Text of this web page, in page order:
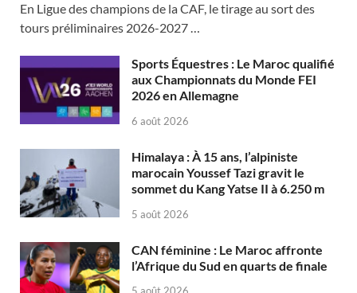
En Ligue des champions de la CAF, le tirage au sort des
tours préliminaires 2026-2027 …
Sports Équestres : Le Maroc qualifié
aux Championnats du Monde FEI
2026 en Allemagne
6 août 2026
Himalaya : À 15 ans, l’alpiniste
marocain Youssef Tazi gravit le
sommet du Kang Yatse II à 6.250 m
5 août 2026
CAN féminine : Le Maroc affronte
l’Afrique du Sud en quarts de finale